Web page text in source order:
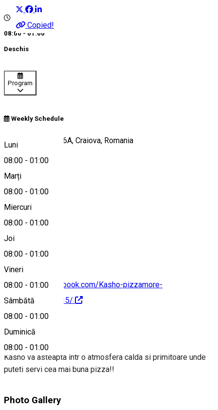
Copied!
08:00 - 01:00
Deschis
Program
Weekly Schedule
Luni
08:00 - 01:00
Marți
08:00 - 01:00
Miercuri
08:00 - 01:00
Joi
08:00 - 01:00
Vineri
08:00 - 01:00
Sâmbătă
08:00 - 01:00
Duminică
08:00 - 01:00
Calea București 46A, Craiova, Romania
Hartă
https://www.facebook.com/Kasho-pizzamore-
487533744759615/
Despre
Kasho va asteapta intr o atmosfera calda si primitoare unde
puteti servi cea mai buna pizza!!
Photo Gallery